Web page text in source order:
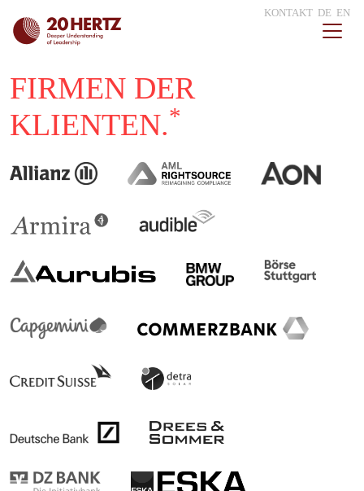
KONTAKT DE EN
FIRMEN DER
KLIENTEN.*